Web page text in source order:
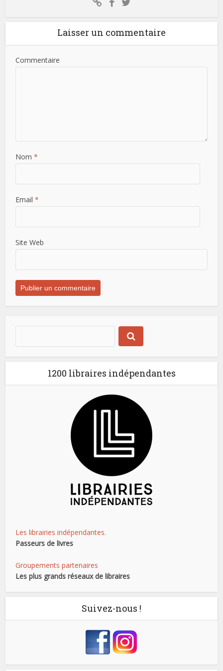
Laisser un commentaire
Commentaire
Nom *
Email *
Site Web
1200 libraires indépendantes
Les librairies indépendantes.
Passeurs de livres
Groupements partenaires
Les plus grands réseaux de libraires
Suivez-nous !